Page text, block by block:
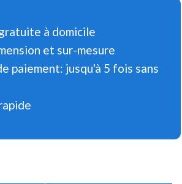
à domicile
et sur-mesure
paiement: jusqu'à 5 fois sans